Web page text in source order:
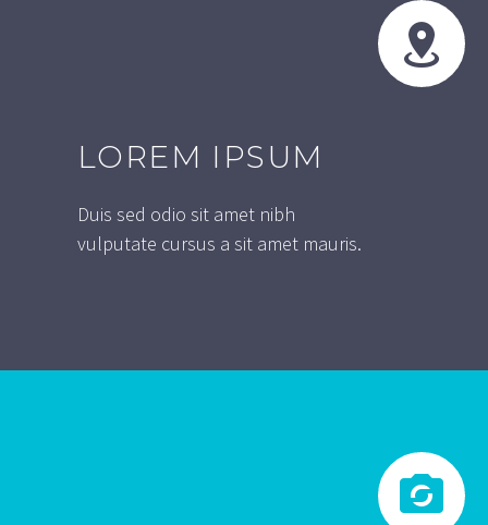


LOREM IPSUM
Duis sed odio sit amet nibh
vulputate cursus a sit amet mauris.

